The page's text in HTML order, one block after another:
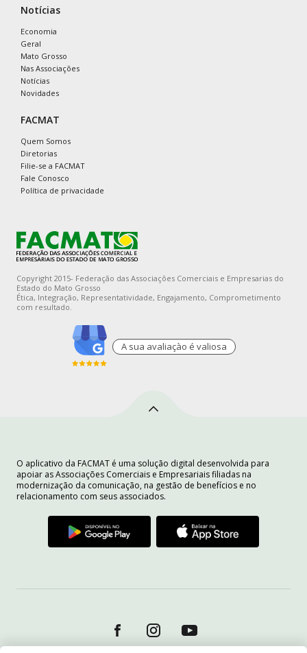
Notícias
Economia
Geral
Mato Grosso
Nas Associações
Notícias
Novidades
FACMAT
Quem Somos
Diretorias
Filie-se a FACMAT
Fale Conosco
Política de privacidade
Copyright 2015- Federação das Associações Comerciais e Empresarias do
Estado do Mato Grosso
Ética, Integração, Representatividade, Engajamento, Comprometimento
com resultado.
A sua avaliaçào é valiosa
O aplicativo da FACMAT é uma solução digital desenvolvida para
apoiar as Associações Comerciais e Empresariais filiadas na
modernização da comunicação, na gestão de benefícios e no
relacionamento com seus associados.